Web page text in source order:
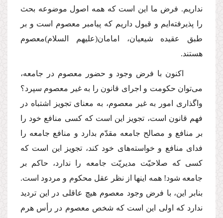
نداریم. فرض ما این است كه همه اصول موضوعه بحث
را پذیرفته‌ایم و قبول داریم كه پیامبر معصوم است و بر
طبق عقیده شیعیان، امامان(علیهم السلام)معصوم
هستند.
اكنون با فرض وجود و حضور معصوم در جامعه،
مى‌توان حكومت و اجراى قانون را به غیر معصوم سپرد؟
واگذارى امور به غیر معصوم، به معناى تجویز اشتباه در
فهم قانون است، تجویز این است كه كسى منافع خود را
بر منافع و مصالح جامعه مقدّم بدارد و منافع جامعه را
فداى منافع و خواسته‌هاى خود كند، تجویز این است كه
كسى كه صلاحیّت مدیریّت جامعه را ندارد، حاكم بر
جامعه شود! همه اینها از نظر عقل محكوم و مردود است.
بنابر این، با فرض وجود معصوم هیچ عاقلى در این تردید
ندارد كه اولى این است كه شخص معصوم در رأس هرم